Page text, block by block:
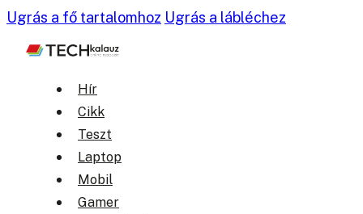
Ugrás a fő tartalomhoz Ugrás a lábléchez
Hír
Cikk
Teszt
Laptop
Mobil
Gamer